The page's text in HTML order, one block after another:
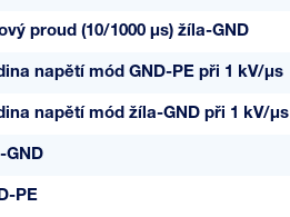
proud (10/1000 µs) žíla-GND
napětí mód GND-PE při 1 kV/µs
napětí mód žíla-GND při 1 kV/µs
GND
PE